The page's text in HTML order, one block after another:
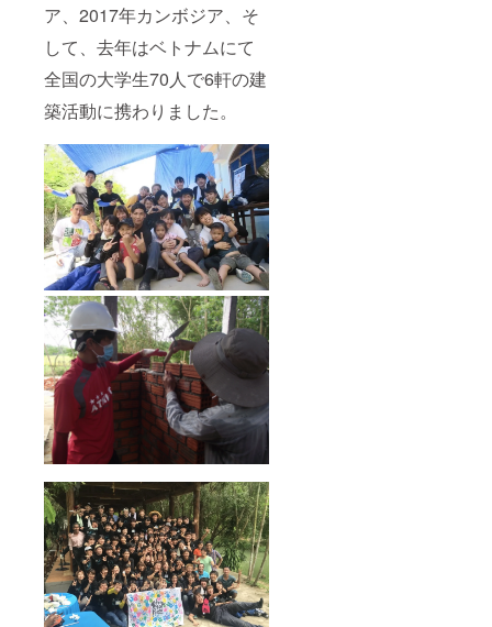
ア、2017年カンボジア、そ
して、去年はベトナムにて
全国の大学生70人で6軒の建
築活動に携わりました。